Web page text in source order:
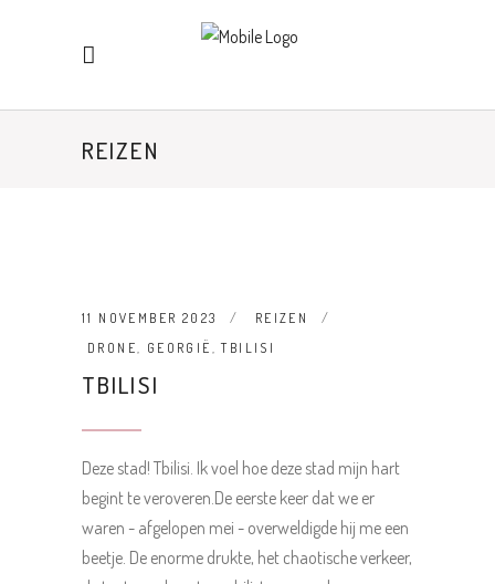
REIZEN
11 NOVEMBER 2023
REIZEN
DRONE, GEORGIË ,TBILISI
TBILISI
Deze stad! Tbilisi. Ik voel hoe deze stad mijn hart
begint te veroveren.De eerste keer dat we er
waren - afgelopen mei - overweldigde hij me een
beetje. De enorme drukte, het chaotische verkeer,